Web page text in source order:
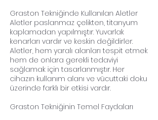
Graston Tekniğinde Kullanılan Aletler
Aletler paslanmaz çelikten, titanyum
kaplamadan yapılmıştır. Yuvarlak
kenarları vardır ve keskin değildirler.
Aletler, hem yaralı alanları tespit etmek
hem de onlara gerekli tedaviyi
sağlamak için tasarlanmıştır. Her
cihazın kullanım alanı ve vücuttaki doku
üzerinde farklı bir etkisi vardır.
Graston Tekniğinin Temel Faydaları